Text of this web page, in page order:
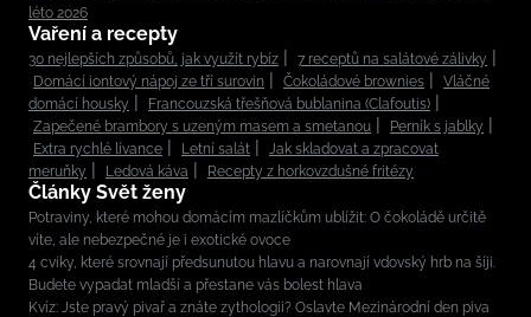
léto 2026
Vaření a recepty
30 nejlepších způsobů, jak využít rybíz
7 receptů na salátové zálivky
Domácí iontový nápoj ze tří surovin
Čokoládové brownies
Vláčné
domácí housky
Francouzská třešňová bublanina (Clafoutis)
Zapečené brambory s uzeným masem a smetanou
Perník s jablky
Extra rychlé lívance
Letní salát
Jak skladovat a zpracovat
meruňky
Ledová káva Recepty z horkovzdušné fritézy
Články Svět ženy
Potraviny, které mohou domácím mazlíčkům ublížit: O čokoládě určitě
víte, ale nebezpečné je i exotické ovoce
4 cviky, které srovnají předsunutou hlavu a narovnají vdovský hrb na šíji.
Budete vypadat mladší a přestane vás bolest hlava
Kvíz: Jste pravý pivař a znáte zythologii? Oslavte Mezinárodní den piva